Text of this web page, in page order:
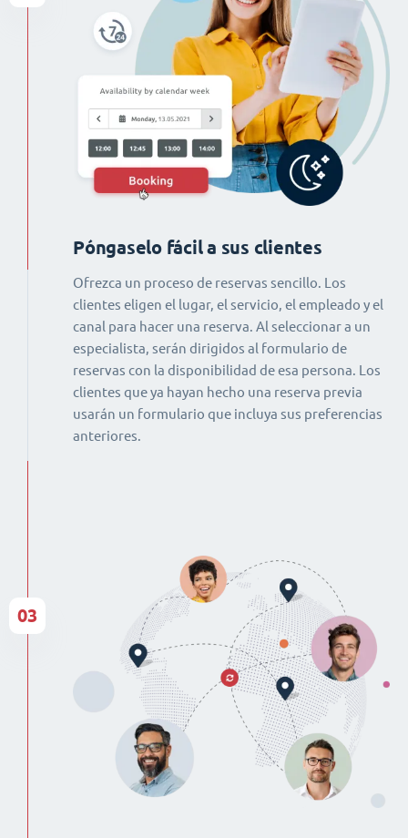
Póngaselo fácil a sus clientes
Ofrezca un proceso de reservas sencillo. Los
clientes eligen el lugar, el servicio, el empleado y el
canal para hacer una reserva. Al seleccionar a un
especialista, serán dirigidos al formulario de
reservas con la disponibilidad de esa persona. Los
clientes que ya hayan hecho una reserva previa
usarán un formulario que incluya sus preferencias
anteriores.
03